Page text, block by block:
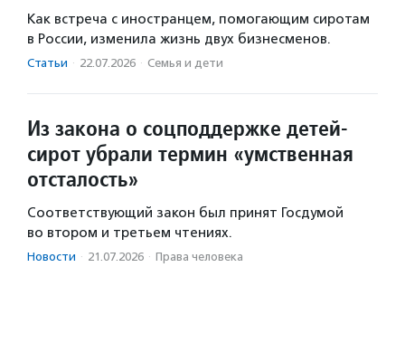
Как встреча с иностранцем, помогающим сиротам
в России, изменила жизнь двух бизнесменов.
Статьи · 22.07.2026 · Семья и дети
Из закона о соцподдержке детей-
сирот убрали термин «умственная
отсталость»
Соответствующий закон был принят Госдумой
во втором и третьем чтениях.
Новости · 21.07.2026 · Права человека